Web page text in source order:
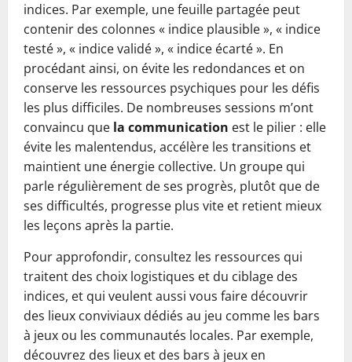
indices. Par exemple, une feuille partagée peut
contenir des colonnes « indice plausible », « indice
testé », « indice validé », « indice écarté ». En
procédant ainsi, on évite les redondances et on
conserve les ressources psychiques pour les défis
les plus difficiles. De nombreuses sessions m’ont
convaincu que la communication est le pilier : elle
évite les malentendus, accélère les transitions et
maintient une énergie collective. Un groupe qui
parle régulièrement de ses progrès, plutôt que de
ses difficultés, progresse plus vite et retient mieux
les leçons après la partie.
Pour approfondir, consultez les ressources qui
traitent des choix logistiques et du ciblage des
indices, et qui veulent aussi vous faire découvrir
des lieux conviviaux dédiés au jeu comme les bars
à jeux ou les communautés locales. Par exemple,
découvrez des lieux et des bars à jeux en